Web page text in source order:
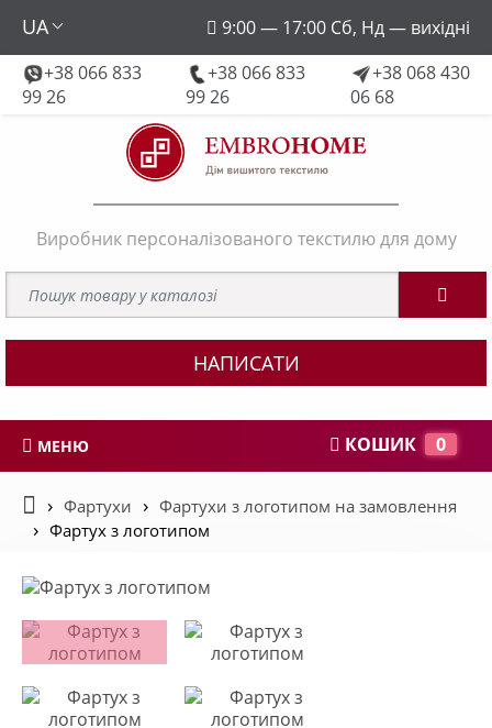
UA
9:00 — 17:00 Сб, Нд — вихідні
+38 066 833
99 26
+38 066 833
99 26
+38 068 430
06 68
embroforhome@gmail.com
Виробник персоналізованого текстилю для дому
НАПИСАТИ
МЕНЮ КОШИК 0
Фартухи
Фартухи з логотипом на замовлення
Фартух з логотипом